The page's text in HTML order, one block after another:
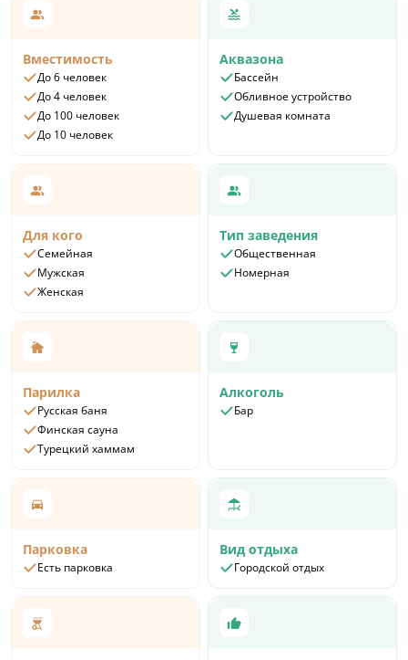
Вместимость
До 6 человек
До 4 человек
До 100 человек
До 10 человек
Аквазона
Бассейн
Обливное устройство
Душевая комната
Для кого
Семейная
Мужская
Женская
Тип заведения
Общественная
Номерная
Парилка
Русская баня
Финская сауна
Турецкий хаммам
Алкоголь
Бар
Парковка
Есть парковка
Вид отдыха
Городской отдых